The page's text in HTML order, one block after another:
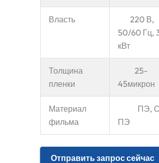
Власть
220 В,
50/60 Гц,
кВт
Толщина
пленки
25-
45микрон
Материал
фильма
ПЭ,
ПЭ
Отправить запрос сейчас